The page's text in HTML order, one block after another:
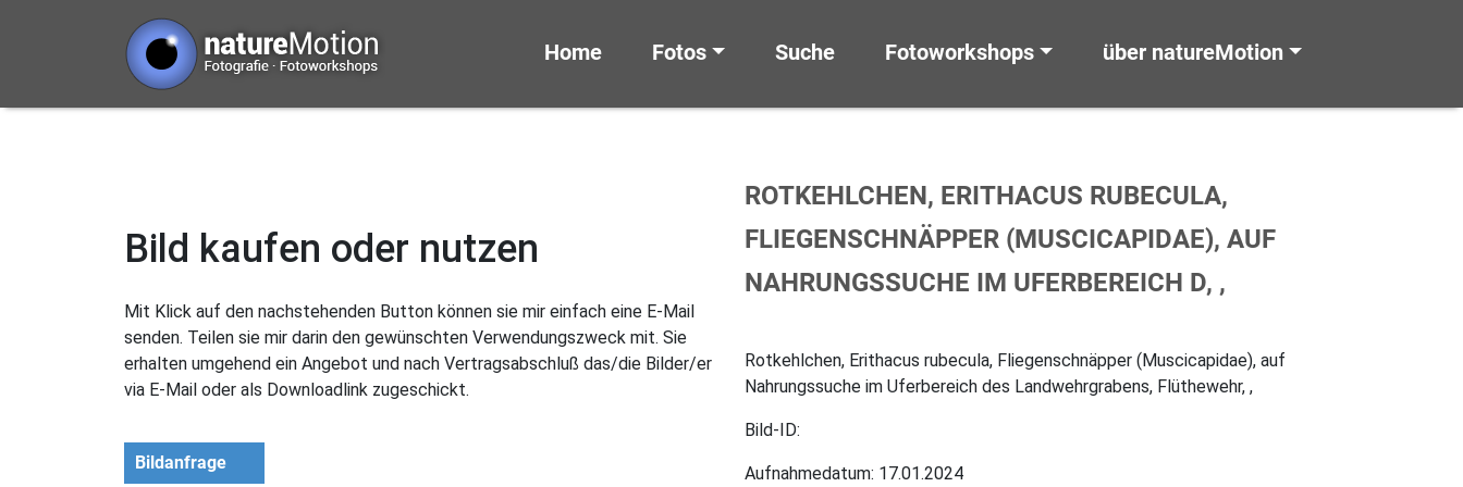
Home Fotos Suche Fotoworkshops über natureMotion
Bild kaufen oder nutzen
Mit Klick auf den nachstehenden Button können sie mir einfach eine E-Mail
senden. Teilen sie mir darin den gewünschten Verwendungszweck mit. Sie
erhalten umgehend ein Angebot und nach Vertragsabschluß das/die Bilder/er
via E-Mail oder als Downloadlink zugeschickt.
Bildanfrage
ROTKEHLCHEN, ERITHACUS RUBECULA,
FLIEGENSCHNÄPPER (MUSCICAPIDAE), AUF
NAHRUNGSSUCHE IM UFERBEREICH D, ,
Rotkehlchen, Erithacus rubecula, Fliegenschnäpper (Muscicapidae), auf
Nahrungssuche im Uferbereich des Landwehrgrabens, Flüthewehr, ,
Bild-ID:
Aufnahmedatum: 17.01.2024